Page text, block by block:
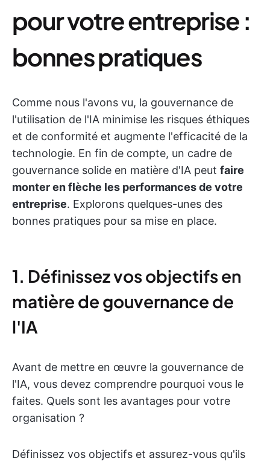
pour votre entreprise :
bonnes pratiques
Comme nous l'avons vu, la gouvernance de
l'utilisation de l'IA minimise les risques éthiques
et de conformité et augmente l'efficacité de la
technologie. En fin de compte, un cadre de
gouvernance solide en matière d'IA peut faire
monter en flèche les performances de votre
entreprise. Explorons quelques-unes des
bonnes pratiques pour sa mise en place.
1. Définissez vos objectifs en
matière de gouvernance de
l'IA
Avant de mettre en œuvre la gouvernance de
l'IA, vous devez comprendre pourquoi vous le
faites. Quels sont les avantages pour votre
organisation ?
Définissez vos objectifs et assurez-vous qu'ils